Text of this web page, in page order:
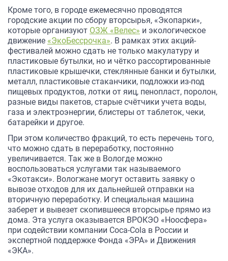
Кроме того, в городе ежемесячно проводятся
городские акции по сбору вторсырья, «Экопарки»,
которые организуют ОЗЖ «Велес» и экологическое
движение «ЭкоБессрочка». В рамках этих акций-
фестивалей можно сдать не только макулатуру и
пластиковые бутылки, но и чётко рассортированные
пластиковые крышечки, стеклянные банки и бутылки,
металл, пластиковые стаканчики, подложки из-под
пищевых продуктов, лотки от яиц, пенопласт, поролон,
разные виды пакетов, старые счётчики учета воды,
газа и электроэнергии, блистеры от таблеток, чеки,
батарейки и другое.
При этом количество фракций, то есть перечень того,
что можно сдать в переработку, постоянно
увеличивается. Так же в Вологде можно
воспользоваться услугами так называемого
«Экотакси». Вологжане могут оставить заявку о
вывозе отходов для их дальнейшей отправки на
вторичную переработку. И специальная машина
заберет и вывезет скопившееся вторсырье прямо из
дома. Эта услуга оказывается ВРОКЭО «Ноосфера»
при содействии компании Coca-Cola в России и
экспертной поддержке Фонда «ЭРА» и Движения
«ЭКА».